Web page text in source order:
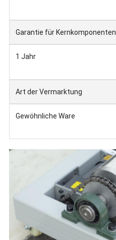
Garantie für Kernkomponenten
1 Jahr
Art der Vermarktung
Gewöhnliche Ware